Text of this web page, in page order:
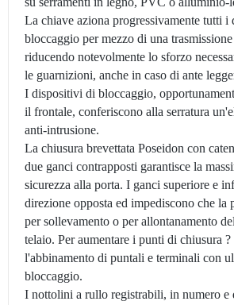
La chiave aziona progressivamente tutti i
bloccaggio per mezzo di una
riducendo notevolmente lo sforzo
le guarnizioni, anche in caso di ante
I dispositivi di bloccaggio,
il frontale, conferiscono alla serratura
anti-intrusione.
La chiusura brevettata Poseidon con
due ganci contrapposti garantisce la
sicurezza alla porta. I ganci superiore e
direzione opposta ed impediscono che la
per sollevamento o per allontanamento
telaio. Per aumentare i punti di chiusura
l'abbinamento di puntali e terminali con
bloccaggio.
I nottolini a rullo registrabili, in numero e